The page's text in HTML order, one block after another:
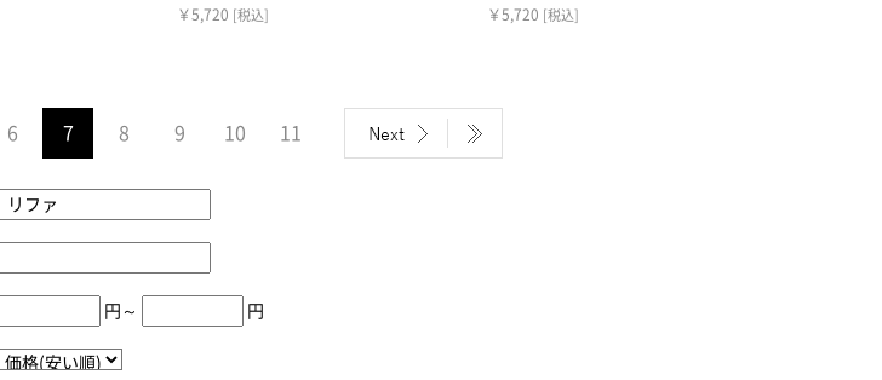
￥5,720 [税込] ￥5,720 [税込]
6 7 8 9 10 11
円～ 円